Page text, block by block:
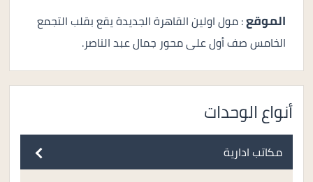
الموقع: مول اولين القاهرة الجديدة يقع بقلب التجمع
الخامس صف أول على محور جمال عبد الناصر.
أنواع الوحدات
مكاتب ادارية